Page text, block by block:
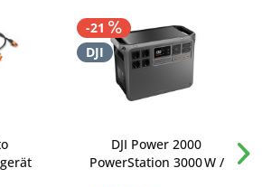
-21
DJI
DJI Power 2000
PowerStation 3000 W /